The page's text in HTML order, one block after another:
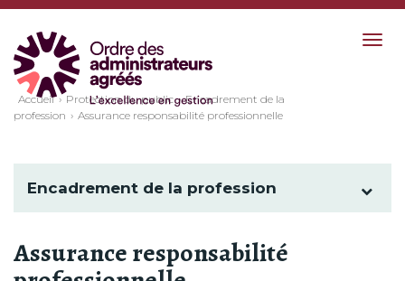
Accueil Protection du public
Encadrement de la
profession
Assurance responsabilité professionnelle
Encadrement de la profession
Assurance responsabilité